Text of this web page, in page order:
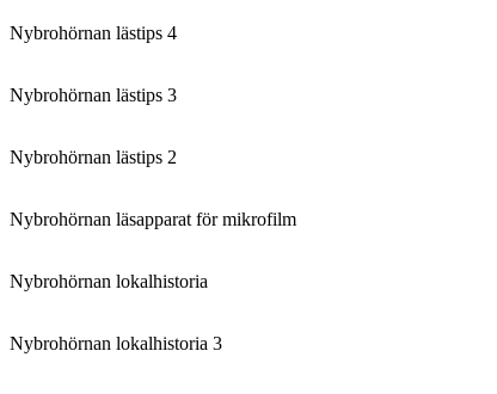
Nybrohörnan lästips 4
Nybrohörnan lästips 3
Nybrohörnan lästips 2
Nybrohörnan läsapparat för mikrofilm
Nybrohörnan lokalhistoria
Nybrohörnan lokalhistoria 3